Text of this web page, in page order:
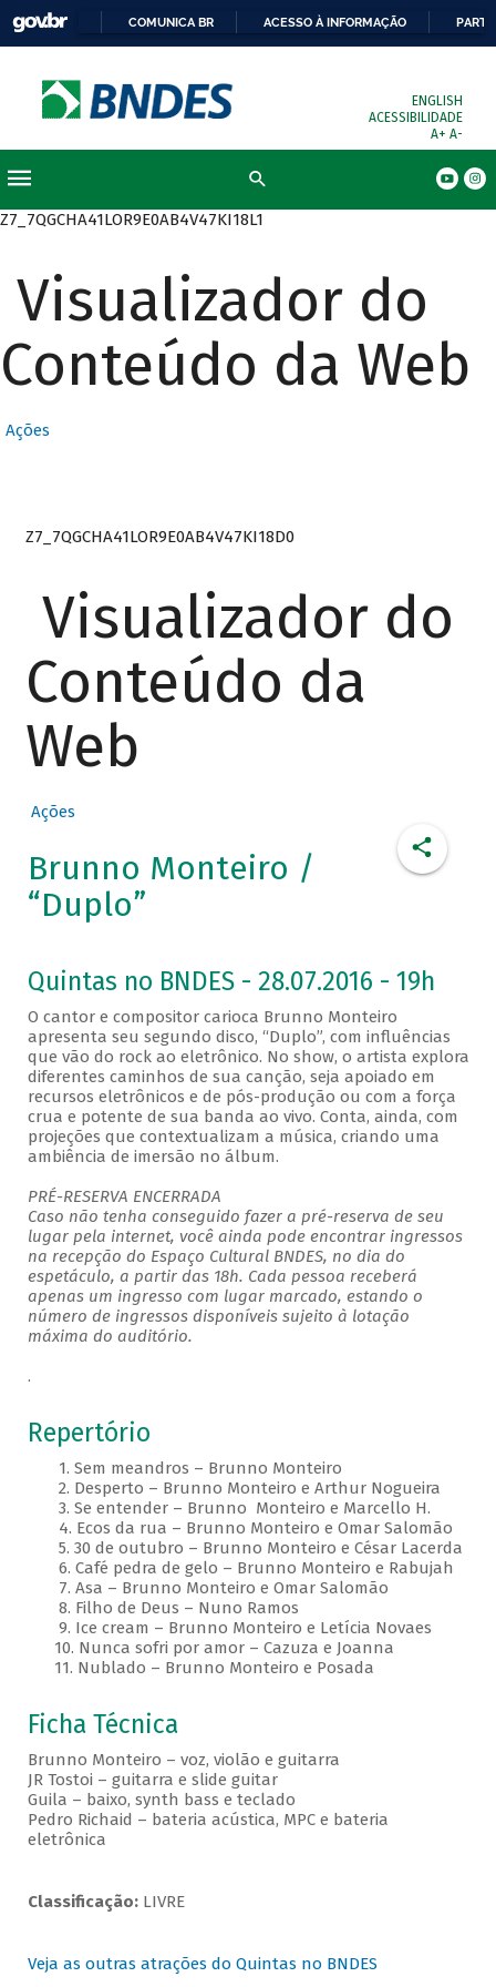
COMUNICA BR ACESSO À INFORMAÇÃO
ENGLISH
ACESSIBILIDADE
A+ A-
Z7_7QGCHA41LOR9E0AB4V47KI18L1
Visualizador do
Conteúdo da Web
Ações
Z7_7QGCHA41LOR9E0AB4V47KI18D0
Visualizador do
Conteúdo da
Web
Ações
Brunno Monteiro /
“Duplo”
Quintas no BNDES - 28.07.2016 - 19h
O cantor e compositor carioca Brunno Monteiro
apresenta seu segundo disco, “Duplo”, com influências
que vão do rock ao eletrônico. No show, o artista explora
diferentes caminhos de sua canção, seja apoiado em
recursos eletrônicos e de pós-produção ou com a força
crua e potente de sua banda ao vivo. Conta, ainda, com
projeções que contextualizam a música, criando uma
ambiência de imersão no álbum.
PRÉ-RESERVA ENCERRADA
Caso não tenha conseguido fazer a pré-reserva de seu
lugar pela internet, você ainda pode encontrar ingressos
na recepção do Espaço Cultural BNDES, no dia do
espetáculo, a partir das 18h. Cada pessoa receberá
apenas um ingresso com lugar marcado, estando o
número de ingressos disponíveis sujeito à lotação
máxima do auditório.
.
Repertório
1. Sem meandros – Brunno Monteiro
2. Desperto – Brunno Monteiro e Arthur Nogueira
3. Se entender – Brunno Monteiro e Marcello H.
4. Ecos da rua – Brunno Monteiro e Omar Salomão
5. 30 de outubro – Brunno Monteiro e César Lacerda
6. Café pedra de gelo – Brunno Monteiro e Rabujah
7. Asa – Brunno Monteiro e Omar Salomão
8. Filho de Deus – Nuno Ramos
9. Ice cream – Brunno Monteiro e Letícia Novaes
10. Nunca sofri por amor – Cazuza e Joanna
11. Nublado – Brunno Monteiro e Posada
Ficha Técnica
Brunno Monteiro – voz, violão e guitarra
JR Tostoi – guitarra e slide guitar
Guila – baixo, synth bass e teclado
Pedro Richaid – bateria acústica, MPC e bateria
eletrônica
Classificação: LIVRE
Veja as outras atrações do Quintas no BNDES